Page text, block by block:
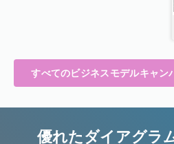
すべてのビジネスモデルキャン
優れたダイアグラ